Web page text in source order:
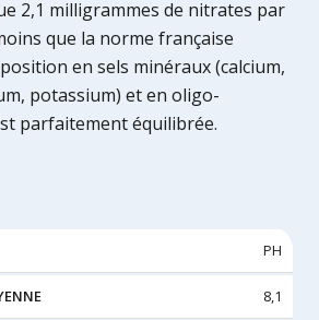
2,1 milligrammes de nitrates par
que la norme française
en sels minéraux (calcium,
potassium) et en oligo-
parfaitement équilibrée.
RÉFÉRENCES
PH
8,1